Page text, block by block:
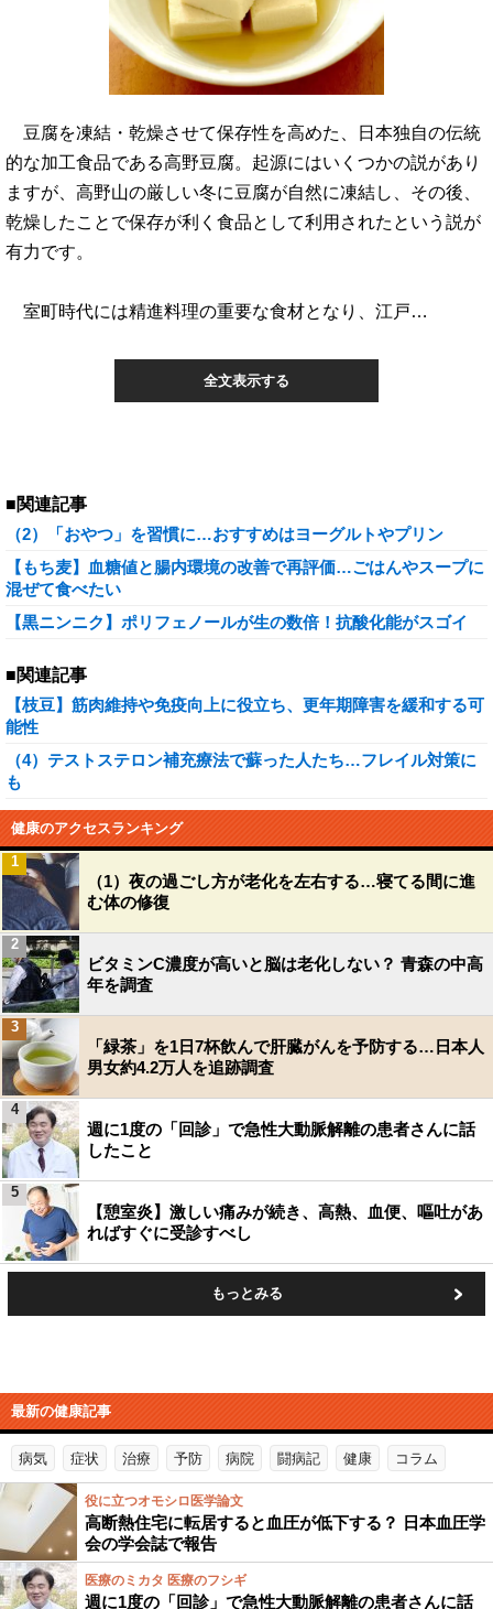
豆腐を凍結・乾燥させて保存性を高めた、日本独自の伝統
的な加工食品である高野豆腐。起源にはいくつかの説があり
ますが、高野山の厳しい冬に豆腐が自然に凍結し、その後、
乾燥したことで保存が利く食品として利用されたという説が
有力です。
室町時代には精進料理の重要な食材となり、江戸…
全文表示する
■関連記事
（2）「おやつ」を習慣に…おすすめはヨーグルトやプリン
【もち麦】血糖値と腸内環境の改善で再評価…ごはんやスープに
混ぜて食べたい
【黒ニンニク】ポリフェノールが生の数倍！抗酸化能がスゴイ
■関連記事
【枝豆】筋肉維持や免疫向上に役立ち、更年期障害を緩和する可
能性
（4）テストステロン補充療法で蘇った人たち…フレイル対策に
も
健康のアクセスランキング
（1）夜の過ごし方が老化を左右する…寝てる間に進
む体の修復
1
ビタミンC濃度が高いと脳は老化しない？ 青森の中高
年を調査
2
「緑茶」を1日7杯飲んで肝臓がんを予防する…日本人
男女約4.2万人を追跡調査
3
週に1度の「回診」で急性大動脈解離の患者さんに話
したこと
4
【憩室炎】激しい痛みが続き、高熱、血便、嘔吐があ
ればすぐに受診すべし
5
もっとみる
最新の健康記事
病気 症状 治療 予防 病院 闘病記 健康 コラム
役に立つオモシロ医学論文
高断熱住宅に転居すると血圧が低下する？ 日本血圧学
会の学会誌で報告
医療のミカタ 医療のフシギ
週に1度の「回診」で急性大動脈解離の患者さんに話